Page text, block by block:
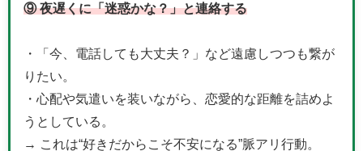
⑨ 夜遅くに「迷惑かな？」と連絡する
・「今、電話しても大丈夫？」など遠慮しつつも繋が
りたい。
・心配や気遣いを装いながら、恋愛的な距離を詰めよ
うとしている。
→ これは“好きだからこそ不安になる”脈アリ行動。